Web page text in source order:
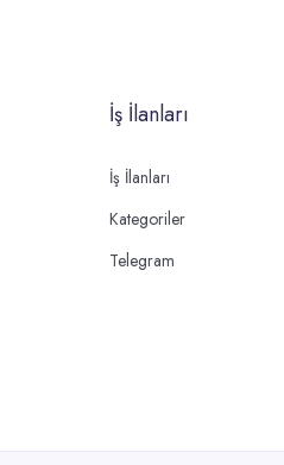
İş İlanları
İş İlanları
Kategoriler
Telegram